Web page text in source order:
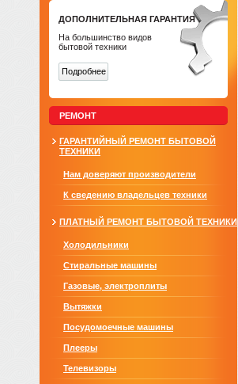
ДОПОЛНИТЕЛЬНАЯ ГАРАНТИЯ
На большинство видов
бытовой техники
Подробнее
РЕМОНТ
ГАРАНТИЙНЫЙ РЕМОНТ БЫТОВОЙ
ТЕХНИКИ
Нам доверяют производители
К сведению владельцев техники
ПЛАТНЫЙ РЕМОНТ БЫТОВОЙ ТЕХНИКИ
Холодильники
Стиральные машины
Газовые, электроплиты
Вытяжки
Посудомоечные машины
Плееры
Телевизоры